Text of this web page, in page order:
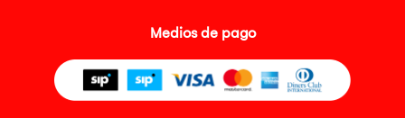
Medios de pago